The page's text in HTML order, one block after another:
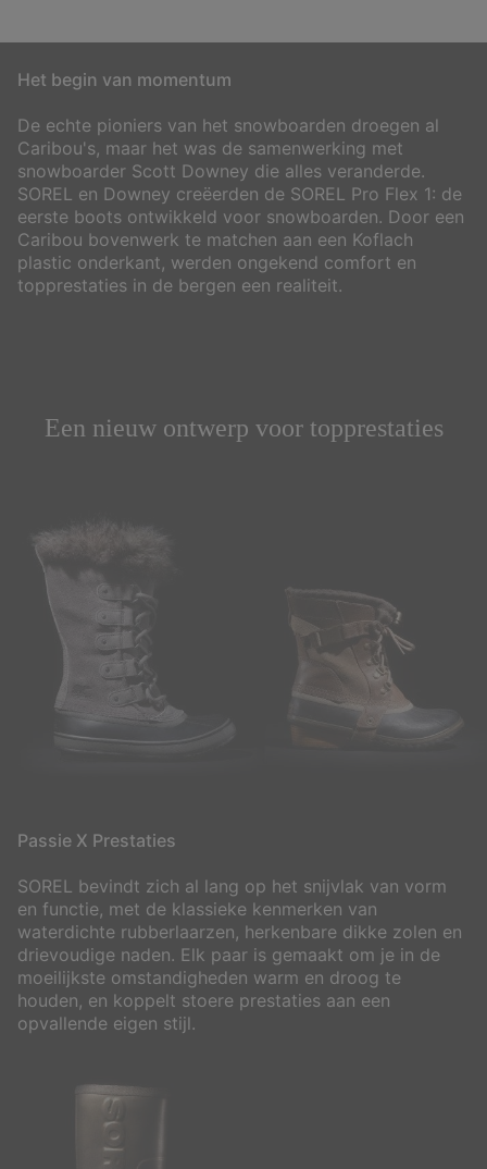
Het begin van momentum
De echte pioniers van het snowboarden droegen al
Caribou's, maar het was de samenwerking met
snowboarder Scott Downey die alles veranderde.
SOREL en Downey creëerden de SOREL Pro Flex 1: de
eerste boots ontwikkeld voor snowboarden. Door een
Caribou bovenwerk te matchen aan een Koflach
plastic onderkant, werden ongekend comfort en
topprestaties in de bergen een realiteit.
Een nieuw ontwerp voor topprestaties
Passie X Prestaties
SOREL bevindt zich al lang op het snijvlak van vorm
en functie, met de klassieke kenmerken van
waterdichte rubberlaarzen, herkenbare dikke zolen en
drievoudige naden. Elk paar is gemaakt om je in de
moeilijkste omstandigheden warm en droog te
houden, en koppelt stoere prestaties aan een
opvallende eigen stijl.